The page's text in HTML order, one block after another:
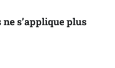
s’applique plus